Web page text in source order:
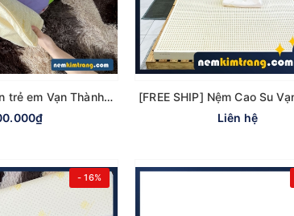
Gối cao su Ovan trẻ em Vạn Thành - CHÍNH HÃNG, CAO CẤP
Liên hệ
- 16%